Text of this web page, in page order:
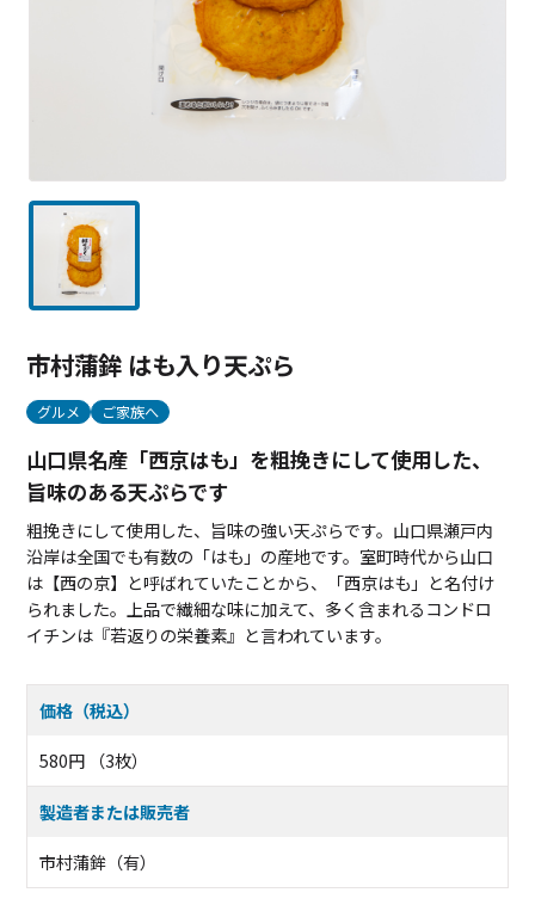
市村蒲鉾 はも入り天ぷら
グルメ ご家族へ
山口県名産「西京はも」を粗挽きにして使用した、
旨味のある天ぷらです
粗挽きにして使用した、旨味の強い天ぷらです。山口県瀬戸内
沿岸は全国でも有数の「はも」の産地です。室町時代から山口
は【西の京】と呼ばれていたことから、「西京はも」と名付け
られました。上品で繊細な味に加えて、多く含まれるコンドロ
イチンは『若返りの栄養素』と言われています。
価格（税込）
580円 （3枚）
製造者または販売者
市村蒲鉾（有）